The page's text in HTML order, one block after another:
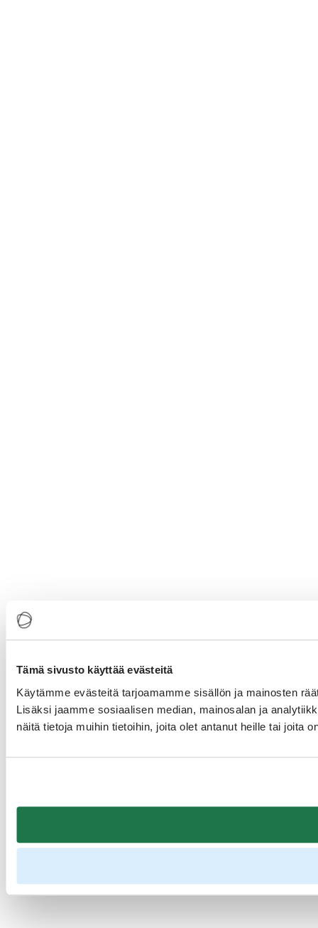
Tämä sivusto käyttää evästeitä
Käytämme evästeitä tarjoamamme sisällön ja mainosten
Lisäksi jaamme sosiaalisen median, mainosalan ja
näitä tietoja muihin tietoihin, joita olet antanut heille tai joita